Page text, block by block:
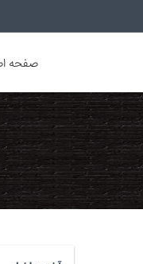
صفحه